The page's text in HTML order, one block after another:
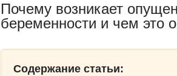
Почему возникает
беременности и чем это
Содержание статьи: